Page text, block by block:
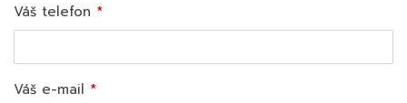
Váš telefon
Váš e-mail